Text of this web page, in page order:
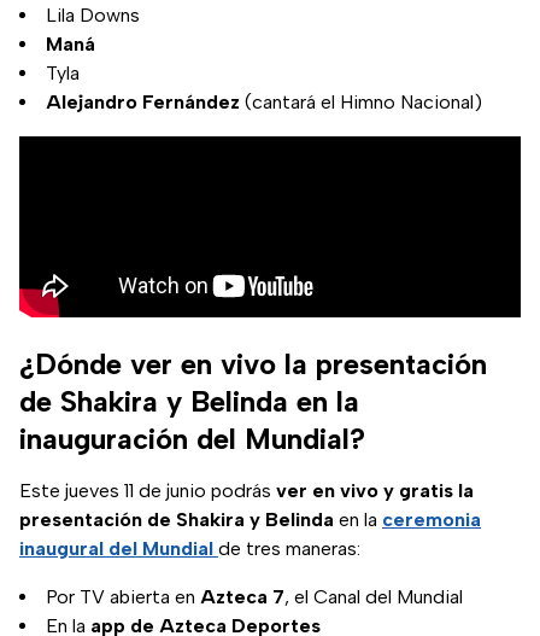
Lila Downs
Maná
Tyla
Alejandro Fernández (cantará el Himno Nacional)
¿Dónde ver en vivo la presentación
de Shakira y Belinda en la
inauguración del Mundial?
Este jueves 11 de junio podrás ver en vivo y gratis la
presentación de Shakira y Belinda en la ceremonia
inaugural del Mundial de tres maneras:
Por TV abierta en Azteca 7, el Canal del Mundial
En la app de Azteca Deportes